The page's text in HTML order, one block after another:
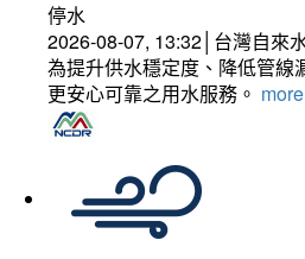
停水
2026-08-07, 13:32│台灣自來
為提升供水穩定度、降低管線
更安心可靠之用水服務。